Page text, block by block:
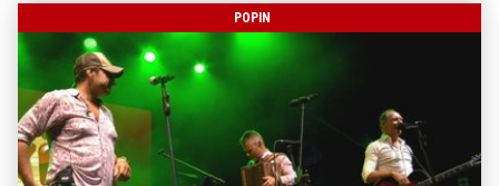
POPIN